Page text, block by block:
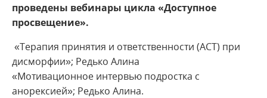
проведены вебинары цикла «Доступное
просвещение».
«Терапия принятия и ответственности (ACT) при
дисморфии»; Редько Алина
«Мотивационное интервью подростка с
анорексией»; Редько Алина.